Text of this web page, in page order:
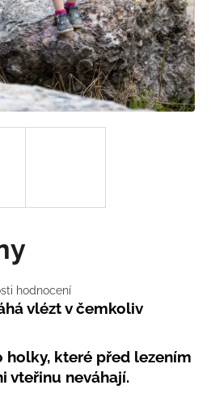
hodnocení
vlézt v čemkoliv
holky, které před lezením
vteřinu neváhají.